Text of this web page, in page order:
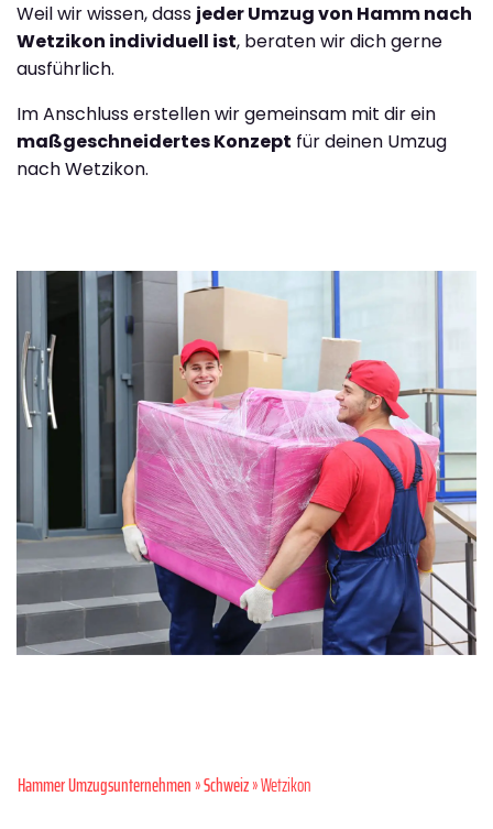
Weil wir wissen, dass jeder Umzug von Hamm nach
Wetzikon individuell ist, beraten wir dich gerne
ausführlich.
Im Anschluss erstellen wir gemeinsam mit dir ein
maßgeschneidertes Konzept für deinen Umzug
nach Wetzikon.
Hammer Umzugsunternehmen»Schweiz» Wetzikon